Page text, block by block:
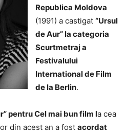
Republica Moldova
(1991) a castigat “Ursul
de Aur” la categoria
Scurtmetraj a
Festivalului
International de Film
de la Berlin.
pentru Cel mai bun film la cea
din acest an a fost acordat